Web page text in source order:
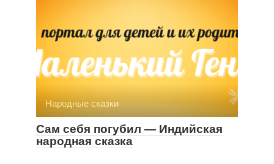
Народные сказки
Сам себя погубил — Индийская
народная сказка